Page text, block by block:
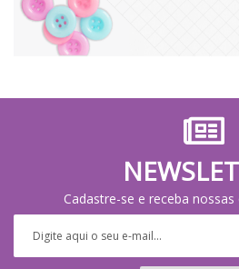
Cadastre-se e receba